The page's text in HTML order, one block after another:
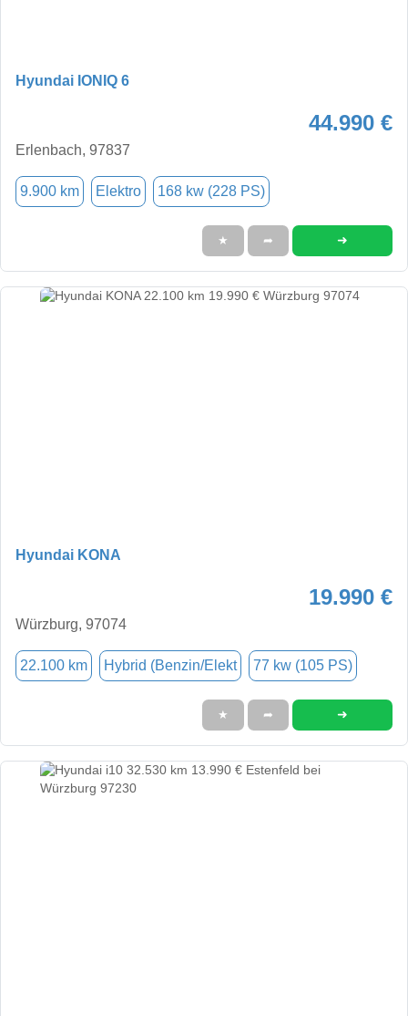
Hyundai IONIQ 6
44.990 €
Erlenbach, 97837
9.900 km Elektro 168 kw (228 PS)
★ ➦ ➜
Hyundai KONA
19.990 €
Würzburg, 97074
22.100 km Hybrid (Benzin/Elekt 77 kw (105 PS)
★ ➦ ➜